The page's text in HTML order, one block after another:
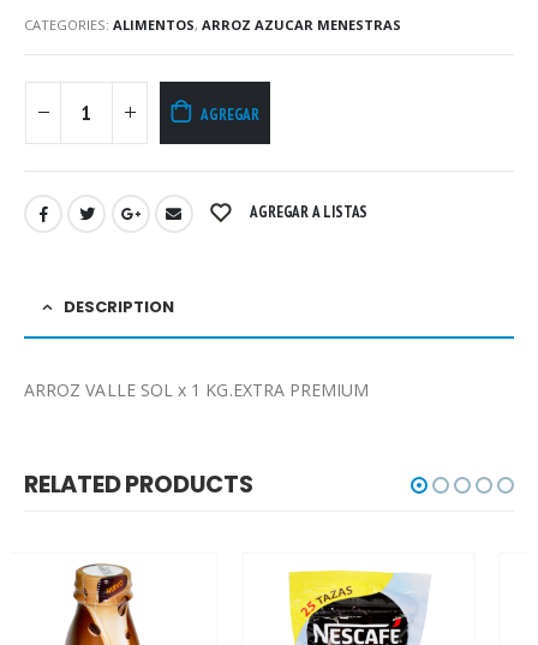
CATEGORIES: ALIMENTOS, ARROZ AZUCAR MENESTRAS
AGREGAR
AGREGAR A LISTAS
DESCRIPTION
ARROZ VALLE SOL x 1 KG.EXTRA PREMIUM
RELATED PRODUCTS